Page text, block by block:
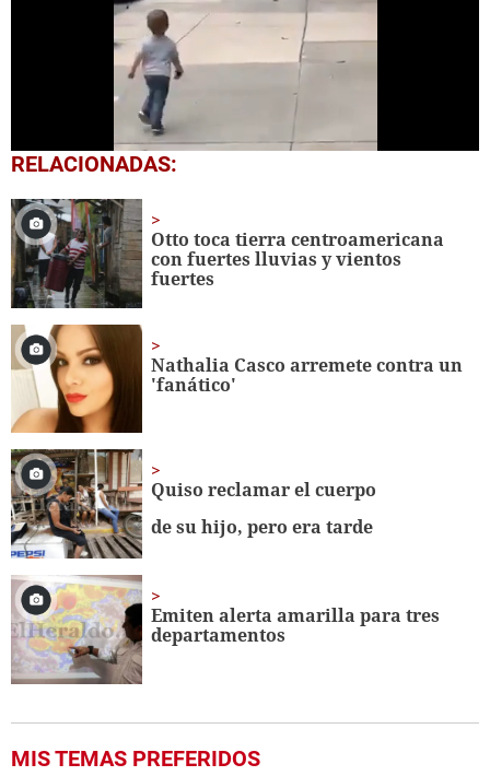
0
seconds
39
seconds
RELACIONADAS:
Otto toca tierra centroamericana
con fuertes lluvias y vientos
fuertes
Nathalia Casco arremete contra un
'fanático'
Quiso reclamar el cuerpo
de su hijo, pero era tarde
Emiten alerta amarilla para tres
departamentos
MIS TEMAS PREFERIDOS